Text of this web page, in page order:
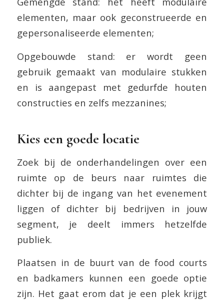
elementen, maar ook geconstrueerde en
gepersonaliseerde elementen;
Opgebouwde stand: er wordt geen
gebruik gemaakt van modulaire stukken
en is aangepast met gedurfde houten
constructies en zelfs mezzanines;
Kies een goede locatie
Zoek bij de onderhandelingen over een
ruimte op de beurs naar ruimtes die
dichter bij de ingang van het evenement
liggen of dichter bij bedrijven in jouw
segment, je deelt immers hetzelfde
publiek.
Plaatsen in de buurt van de food courts
en badkamers kunnen een goede optie
zijn. Het gaat erom dat je een plek krijgt